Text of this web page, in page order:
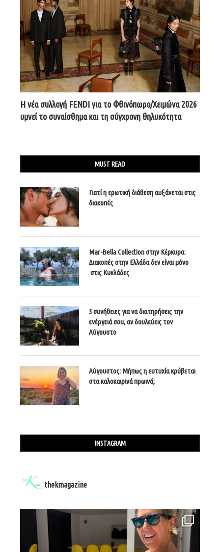
Η νέα συλλογή FENDI για το Φθινόπωρο/Χειμώνα 2026
υμνεί το συναίσθημα και τη σύγχρονη θηλυκότητα
MUST READ
Γιατί η ερωτική διάθεση αυξάνεται στις
διακοπές
Mar-Bella Collection στην Κέρκυρα:
Διακοπές στην Ελλάδα δεν είναι μόνο
στις Κυκλάδες
5 συνήθειες για να διατηρήσεις την
ενέργειά σου, αν δουλεύεις τον
Αύγουστο
Αύγουστος: Μήπως η ευτυχία κρύβεται
στα καλοκαιρινά πρωινά;
INSTAGRAM
thekmagazine